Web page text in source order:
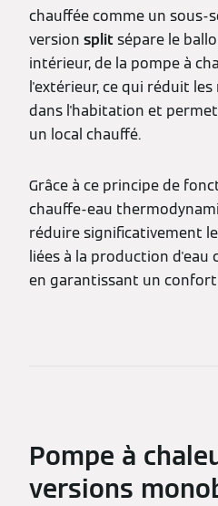
chauffée comme un sous-
version split sépare le
intérieur, de la pompe à
l'extérieur, ce qui réduit
dans l'habitation et
un local chauffé.
Grâce à ce principe de
chauffe-eau
réduire significativement
liées à la production
en garantissant un
Pompe à
versions